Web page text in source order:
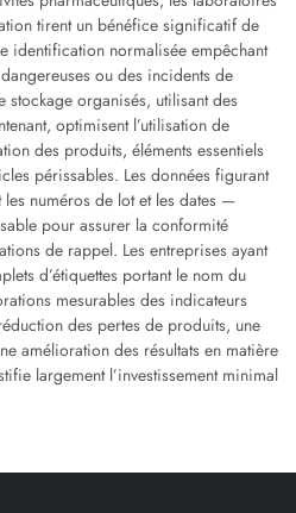
tirent un bénéfice significatif de
identification normalisée empêchant
ou des incidents de
stockage organisés, utilisant des
optimisent l’utilisation de
des produits, éléments essentiels
périssables. Les données figurant
numéros de lot et les dates —
pour assurer la conformité
de rappel. Les entreprises ayant
d’étiquettes portant le nom du
mesurables des indicateurs
des pertes de produits, une
amélioration des résultats en matière
largement l’investissement minimal